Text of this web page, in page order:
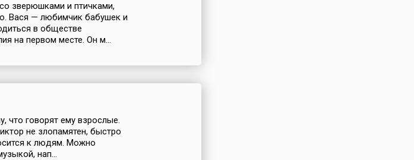
зверюшками и птичками,
Вася — любимчик бабушек и
в обществе
на первом месте. Он м...
что говорят ему взрослые.
не злопамятен, быстро
к людям. Можно
нап...